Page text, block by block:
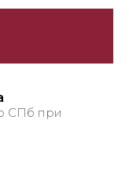
СПб при